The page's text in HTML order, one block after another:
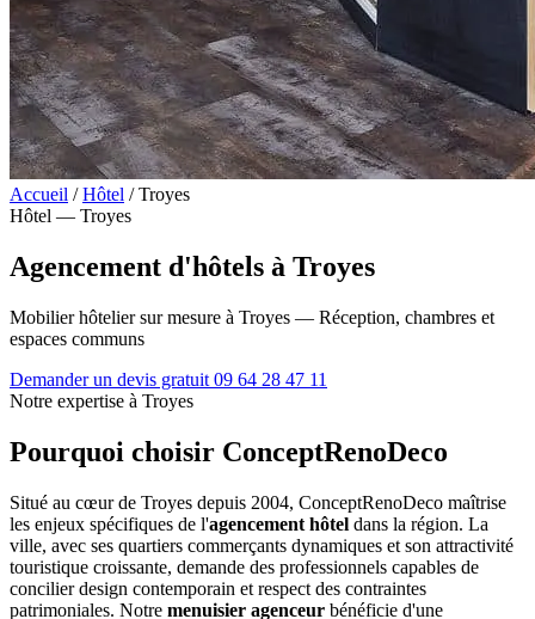
Accueil / Hôtel / Troyes
Hôtel — Troyes
Agencement d'hôtels à Troyes
Mobilier hôtelier sur mesure à Troyes — Réception, chambres et
espaces communs
Demander un devis gratuit 09 64 28 47 11
Notre expertise à Troyes
Pourquoi choisir ConceptRenoDeco
Situé au cœur de Troyes depuis 2004, ConceptRenoDeco maîtrise
les enjeux spécifiques de l'agencement hôtel dans la région. La
ville, avec ses quartiers commerçants dynamiques et son attractivité
touristique croissante, demande des professionnels capables de
concilier design contemporain et respect des contraintes
patrimoniales. Notre menuisier agenceur bénéficie d'une